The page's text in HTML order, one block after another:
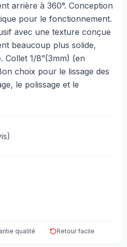
arrière à 360°. Conception
pour le fonctionnement.
avec une texture conçue
beaucoup plus solide,
1/8”(3mm) (en
choix pour le lissage des
le polissage et le
qualité Retour facile